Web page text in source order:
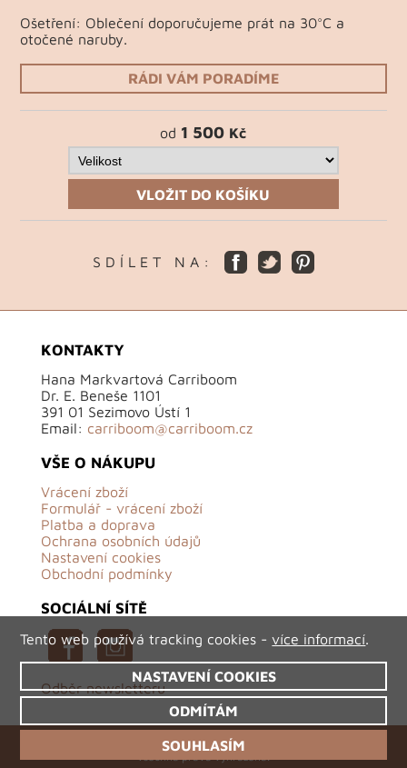
Ošetření: Oblečení doporučujeme prát na 30°C a
otočené naruby.
RÁDI VÁM PORADÍME
od 1 500 Kč
VLOŽIT DO KOŠÍKU
S D Í L E T N A :
KONTAKTY
Hana Markvartová Carriboom
Dr. E. Beneše 1101
391 01 Sezimovo Ústí 1
Email: carriboom@carriboom.cz
VŠE O NÁKUPU
Vrácení zboží
Formulář - vrácení zboží
Platba a doprava
Ochrana osobních údajů
Nastavení cookies
Obchodní podmínky
SOCIÁLNÍ SÍTĚ
Odběr newsletteru
©2026 Carriboom.cz - originální české oděvy,
všechna práva vyhrazena.
Tento web používá tracking cookies -více informací.
NASTAVENÍ COOKIES
ODMÍTÁM
SOUHLASÍM